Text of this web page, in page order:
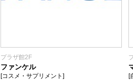
プラザ館2F
ファンケル
[コスメ・サプリメント] [